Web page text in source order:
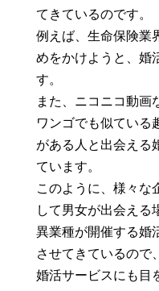
てきているのです。
例えば、生命保険業
めをかけようと、婚
す。
また、ニコニコ動画
ワンゴでも似ている
がある人と出会える
ています。
このように、様々な
して男女が出会える
異業種が開催する婚
させてきているので
婚活サービスにも目